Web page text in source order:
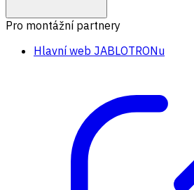
Pro montážní partnery
Hlavní web JABLOTRONu